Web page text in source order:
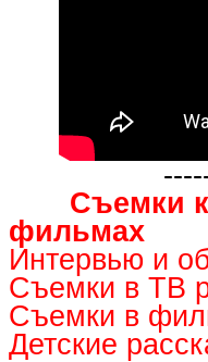
Съемки
фильмах
Интервью и
Съемки в ТВ
Съемки в
Детские